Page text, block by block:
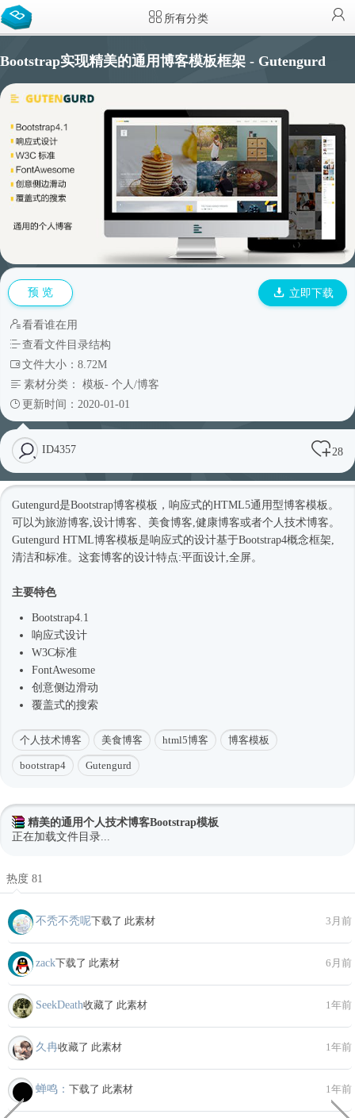
所有分类
Bootstrap实现精美的通用博客模板框架 - Gutengurd
预 览 立即下载
看看谁在用
查看文件目录结构
文件大小：8.72M
素材分类： 模板- 个人/博客
更新时间：2020-01-01
ID4357 28
Gutengurd是Bootstrap博客模板， 响应式的HTML5通用型博客模板。
可以为旅游博客,设计博客、美食博客,健康博客或者个人技术博客。
Gutengurd HTML博客模板是响应式的设计基于Bootstrap4概念框架,
清洁和标准。这套博客的设计特点:平面设计,全屏。
主要特色
Bootstrap4 .1
响应式设计
W3C标准
FontAwesome
创意侧边滑动
覆盖式的搜索
个人技术博客 美食博客 html5博客 博客模板
bootstrap4 Gutengurd
精美的通用个人技术博客Bootstrap模板
正在加载文件目录...
热度 81
不秃不秃呢下载了 此素材 3月前
zack下载了 此素材 6月前
SeekDeath收藏了 此素材 1年前
久冉收藏了 此素材 1年前
蝉鸣： 下载了 此素材 1年前